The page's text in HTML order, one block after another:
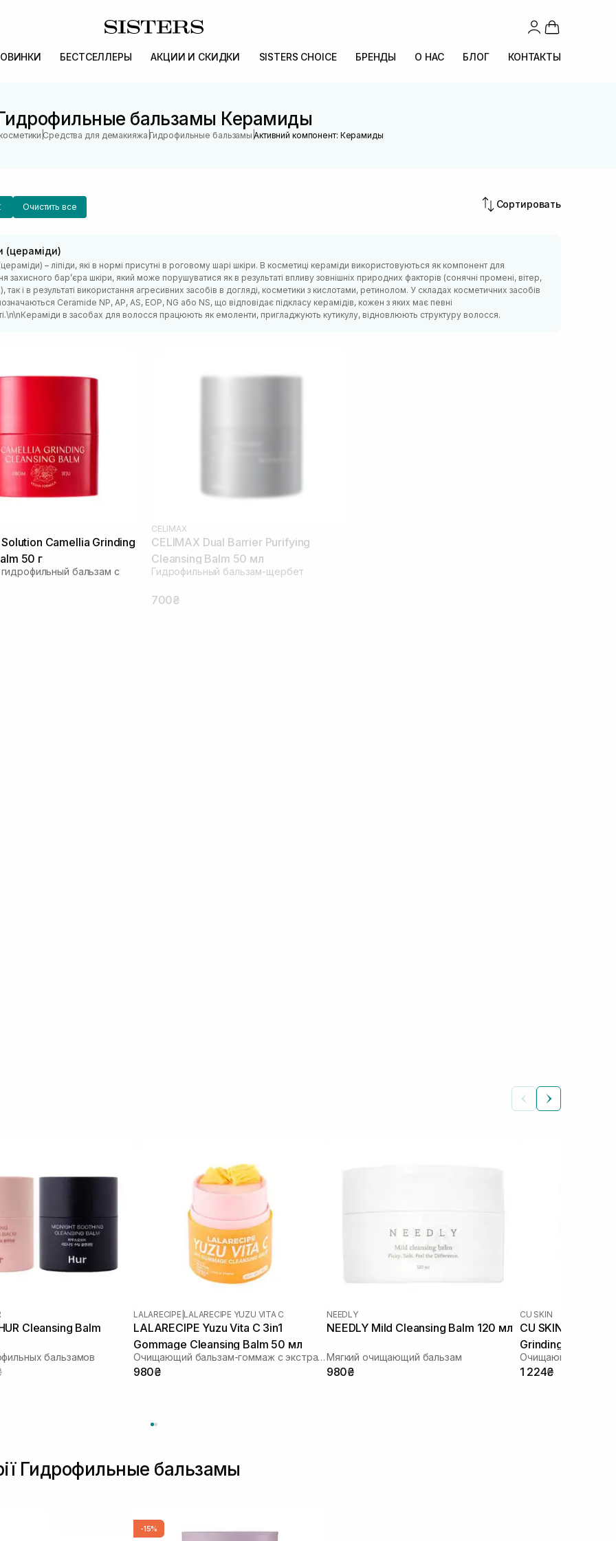
БЕСТСЕЛЛЕРЫ АКЦИИ И СКИДКИ SISTERS CHOICE БРЕНДЫ О НАС БЛОГ КОНТАКТЫ
бальзамы Керамиды
|Средства для демакияжа |Гидрофильные бальзамы |Активний компонент: Керамиды
Очистить все Сортировать
(цераміди)
– ліпіди, які в нормі присутні в роговому шарі шкіри. В косметиці кераміди використовуються як компонент для
захисного барʼєра шкіри, який може порушуватися як в результаті впливу зовнішніх природних факторів (сонячні промені, вітер,
так і в результаті використання агресивних засобів в догляді, косметики з кислотами, ретинолом. У складах косметичних засобів
Ceramide NP, AP, AS, EOP, NG або NS, що відповідає підкласу керамідів, кожен з яких має певні
в засобах для волосся працюють як емоленти, пригладжують кутикулу, відновлюють структуру волосся.
Solution Camellia Grinding
50 г
бальзам с
CELIMAX
CELIMAX Dual Barrier Purifying
Cleansing Balm 50 мл
Гидрофильный бальзам-щербет
700₴
Cleansing Balm
бальзамов
LALARECIPE LALARECIPE YUZU VITA C
LALARECIPE Yuzu Vita C 3in1
Gommage Cleansing Balm 50 мл
Очищающий бальзам-гоммаж с экстрактом юдзу
980₴
NEEDLY
NEEDLY Mild Cleansing Balm 120 мл
Мягкий очищающий бальзам
980₴
CU SKIN
CU SKIN Dr.
Grinding
1 224₴
Гидрофильные бальзамы
-15%